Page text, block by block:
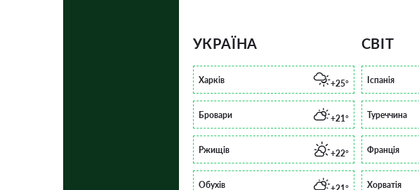
УКРАЇНА
Харків +25°
Бровари +21°
Ржищів +22°
Обухів +21°
СВІТ
Іспанія
Туреччина
Франція
Хорватія